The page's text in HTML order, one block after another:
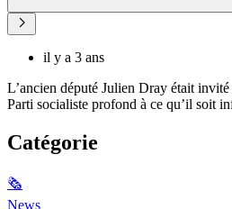
il y a 3 ans
L’ancien député Julien Dray était
Parti socialiste profond à ce qu’il soit
Catégorie
🗞
News